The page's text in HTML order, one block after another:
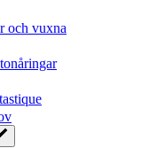
och vuxna